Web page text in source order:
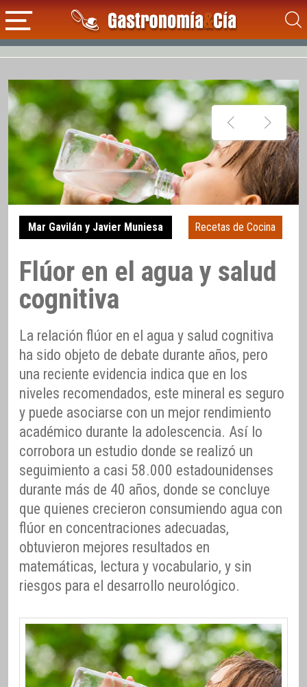
Mar Gavilán y Javier Muniesa Recetas de Cocina
Flúor en el agua y salud
cognitiva
La relación flúor en el agua y salud cognitiva
ha sido objeto de debate durante años, pero
una reciente evidencia indica que en los
niveles recomendados, este mineral es seguro
y puede asociarse con un mejor rendimiento
académico durante la adolescencia. Así lo
corrobora un estudio donde se realizó un
seguimiento a casi 58.000 estadounidenses
durante más de 40 años, donde se concluye
que quienes crecieron consumiendo agua con
flúor en concentraciones adecuadas,
obtuvieron mejores resultados en
matemáticas, lectura y vocabulario, y sin
riesgos para el desarrollo neurológico.